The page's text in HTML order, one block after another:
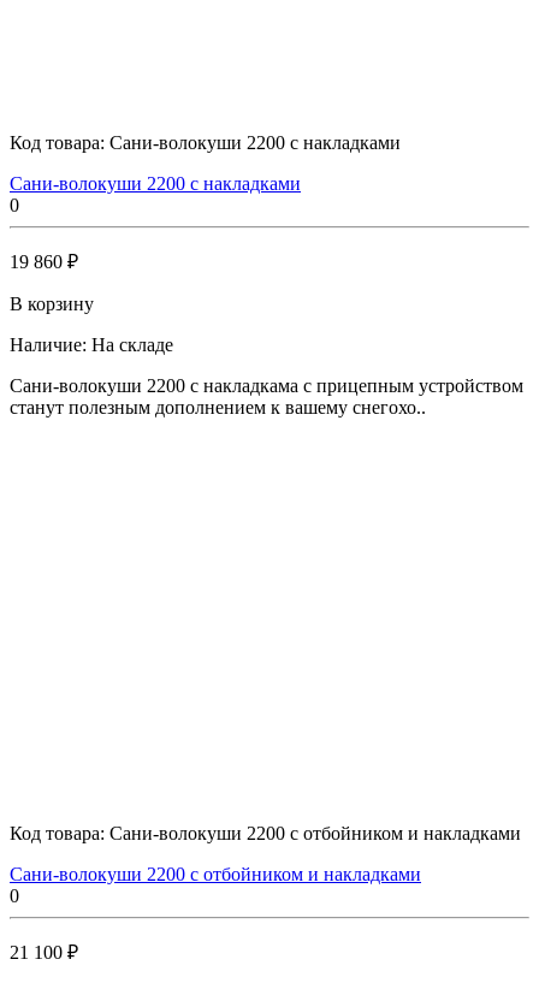
Код товара: Сани-волокуши 2200 с накладками
Сани-волокуши 2200 с накладками
0
19 860 ₽
В корзину
Наличие: На складе
Сани-волокуши 2200 с накладкама с прицепным устройством
станут полезным дополнением к вашему снегохо..
Код товара: Сани-волокуши 2200 с отбойником и накладками
Сани-волокуши 2200 с отбойником и накладками
0
21 100 ₽